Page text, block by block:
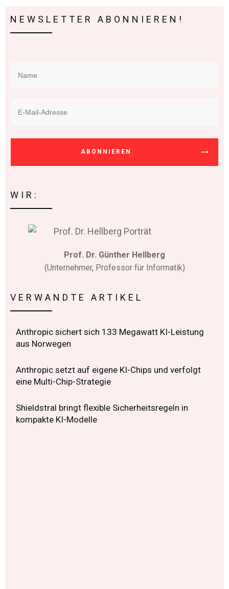
NEWSLETTER ABONNIEREN!
ABONNIEREN
WIR:
Prof. Dr. Günther Hellberg
(Unternehmer, Professor für Informatik)
VERWANDTE ARTIKEL
Anthropic sichert sich 133 Megawatt KI-Leistung
aus Norwegen
Anthropic setzt auf eigene KI-Chips und verfolgt
eine Multi-Chip-Strategie
Shieldstral bringt flexible Sicherheitsregeln in
kompakte KI-Modelle